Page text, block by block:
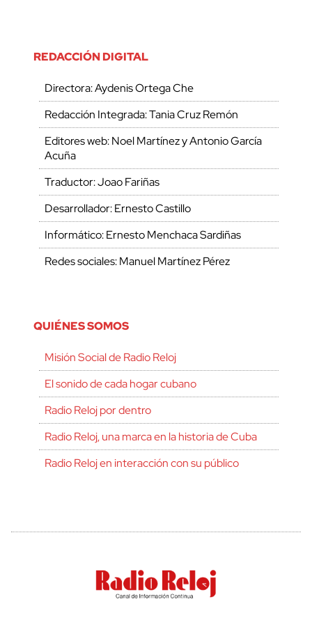
REDACCIÓN DIGITAL
Directora: Aydenis Ortega Che
Redacción Integrada: Tania Cruz Remón
Editores web: Noel Martínez y Antonio García
Acuña
Traductor: Joao Fariñas
Desarrollador: Ernesto Castillo
Informático: Ernesto Menchaca Sardiñas
Redes sociales: Manuel Martínez Pérez
QUIÉNES SOMOS
Misión Social de Radio Reloj
El sonido de cada hogar cubano
Radio Reloj por dentro
Radio Reloj, una marca en la historia de Cuba
Radio Reloj en interacción con su público